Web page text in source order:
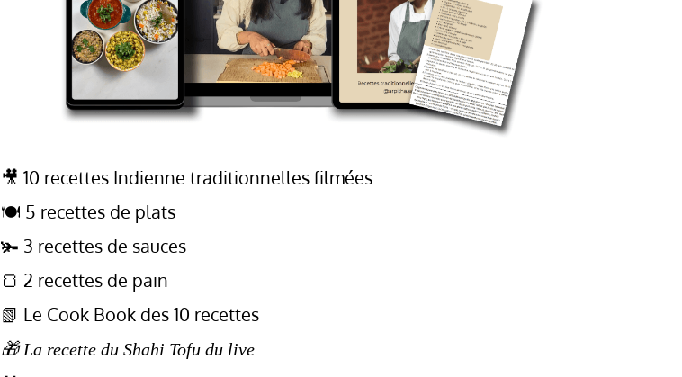
🎥 10 recettes Indienne traditionnelles filmées
🍽️ 5 recettes de plats
🫚 3 recettes de sauces
🍞 2 recettes de pain
📗 Le Cook Book des 10 recettes
🎁 La recette du Shahi Tofu du live